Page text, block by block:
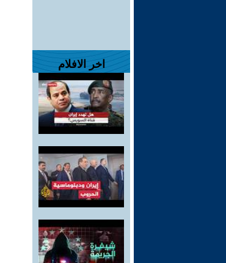
اخر الافلام